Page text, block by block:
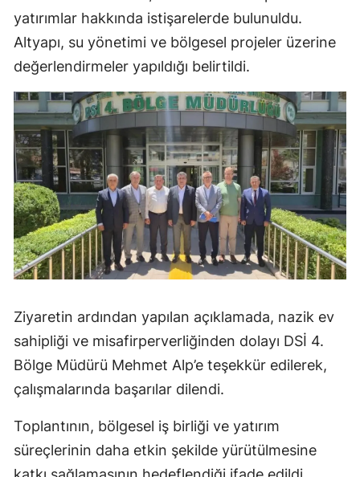
Gümüşhane
Hakkari
Isparta
Mersin
İstanbul
İzmir
Kars
Kastamonu
Kayseri
Kırklareli
Kırşehir
Konya
yatırımlar hakkında istişarelerde bulunuldu.
Altyapı, su yönetimi ve bölgesel projeler üzerine
değerlendirmeler yapıldığı belirtildi.
Ziyaretin ardından yapılan açıklamada, nazik ev
sahipliği ve misafirperverliğinden dolayı DSİ 4.
Bölge Müdürü Mehmet Alp’e teşekkür edilerek,
çalışmalarında başarılar dilendi.
Toplantının, bölgesel iş birliği ve yatırım
süreçlerinin daha etkin şekilde yürütülmesine